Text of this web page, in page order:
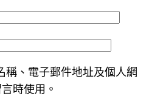
稱、電子郵件地址及個人網
時使用。